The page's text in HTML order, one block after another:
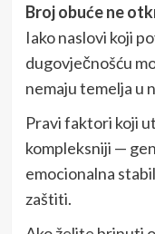
Broj obuće ne
Iako naslovi koji
dugovječnošću
nemaju temelja u
Pravi faktori koji
kompleksniji —
emocionalna
zaštiti.